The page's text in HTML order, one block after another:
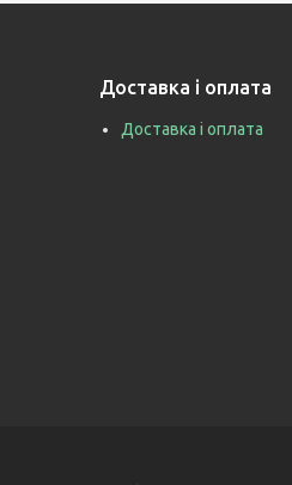
Доставка і оплата
Доставка і оплата